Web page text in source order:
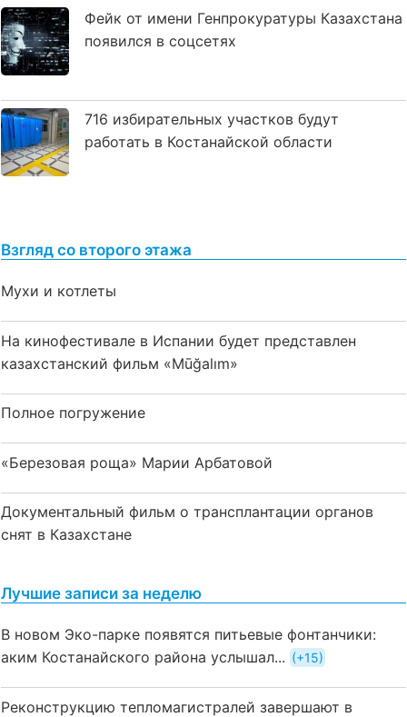
Фейк от имени Генпрокуратуры Казахстана
появился в соцсетях
716 избирательных участков будут
работать в Костанайской области
Взгляд со второго этажа
Мухи и котлеты
На кинофестивале в Испании будет представлен
казахстанский фильм «Mūğalım»
Полное погружение
«Березовая роща» Марии Арбатовой
Документальный фильм о трансплантации органов
снят в Казахстане
Лучшие записи за неделю
В новом Эко-парке появятся питьевые фонтанчики:
аким Костанайского района услышал...
+15
Реконструкцию тепломагистралей завершают в